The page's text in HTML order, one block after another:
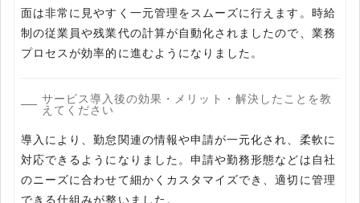
面は非常に見やすく一元管理をスムーズに行えます。時給
制の従業員や残業代の計算が自動化されましたので、業務
プロセスが効率的に進むようになりました。
サービス導入後の効果・メリット・解決したことを教
えてください
導入により、勤怠関連の情報や申請が一元化され、柔軟に
対応できるようになりました。申請や勤務形態などは自社
のニーズに合わせて細かくカスタマイズでき、適切に管理
できる仕組みが整いました。